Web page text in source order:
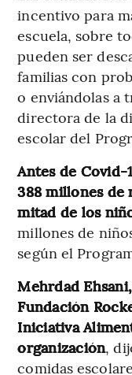
incentivo para
escuela, sobre
pueden ser
familias con
o enviándolas a
directora de la
escolar del
Antes de Covid-
388 millones de
mitad de los
millones de
según el
Mehrdad
Fundación
Iniciativa
organización,
comidas